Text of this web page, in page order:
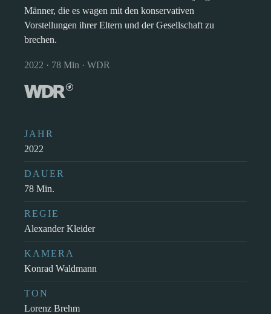
Männer, die es wagen mit den konservativen
Vorstellungen ihrer Eltern und der Gesellschaft zu
brechen.
2022 · 78 Min · WDR
JAHR
2022
DAUER
78 Min.
REGIE
Alexander Kleider
KAMERA
Konrad Waldmann
TON
Lorenz Brehm